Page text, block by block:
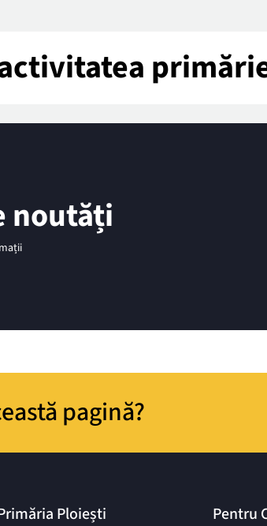
noutăți
pagină?
Ploiești Pentru